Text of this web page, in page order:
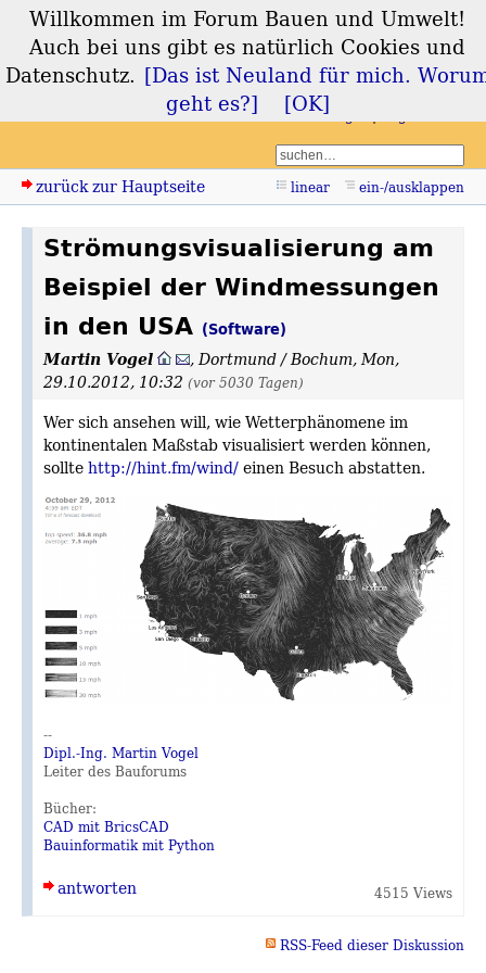
Forum Bauen und
Umwelt
zurück zur Hauptseite linear ein-/ausklappen
Strömungsvisualisierung am
Beispiel der Windmessungen
in den USA (Software)
Martin Vogel ,Dortmund / Bochum,Mon,
29.10.2012, 10:32 (vor 5030 Tagen)
Wer sich ansehen will, wie Wetterphänomene im
kontinentalen Maßstab visualisiert werden können,
solltehttp://hint.fm/wind/einen Besuch abstatten.
--
Dipl.-Ing. Martin Vogel
Leiter des Bauforums
Bücher:
CAD mit BricsCAD
Bauinformatik mit Python
antworten 4515 Views
RSS-Feed dieser Diskussion
Willkommen im Forum Bauen und Umwelt!
Auch bei uns gibt es natürlich Cookies und
Datenschutz. [Das ist Neuland für mich.
geht es?]
[OK]